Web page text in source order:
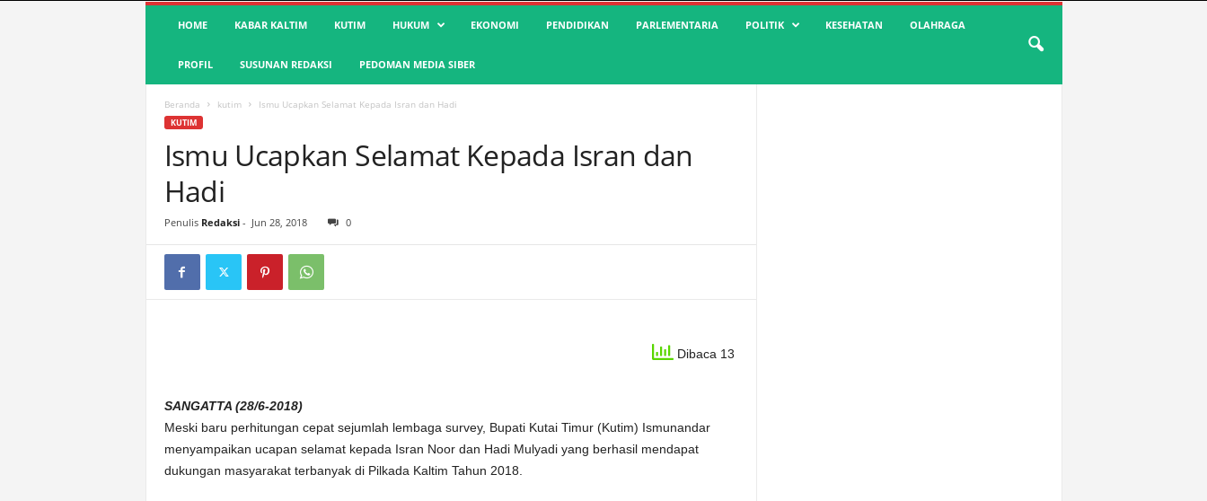
S
a
HOME KABAR KALTIM KUTIM HUKUM EKONOMI PENDIDIKAN PARLEMENTARIA POLITIK KESEHATAN OLAHRAGA
PROFIL SUSUNAN REDAKSI PEDOMAN MEDIA SIBER
Beranda kutim Ismu Ucapkan Selamat Kepada Isran dan Hadi
KUTIM
Ismu Ucapkan Selamat Kepada Isran dan
Hadi
Penulis Redaksi- Jun 28, 2018 0
Dibaca 13
SANGATTA (28/6-2018)
Meski baru perhitungan cepat sejumlah lembaga survey, Bupati Kutai Timur (Kutim) Ismunandar
menyampaikan ucapan selamat kepada Isran Noor dan Hadi Mulyadi yang berhasil mendapat
dukungan masyarakat terbanyak di Pilkada Kaltim Tahun 2018.